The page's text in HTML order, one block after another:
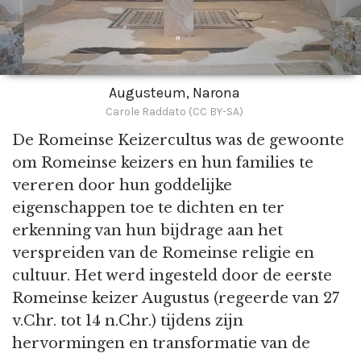
Augusteum, Narona
Carole Raddato (CC BY-SA)
De Romeinse Keizercultus was de gewoonte
om Romeinse keizers en hun families te
vereren door hun goddelijke
eigenschappen toe te dichten en ter
erkenning van hun bijdrage aan het
verspreiden van de Romeinse religie en
cultuur. Het werd ingesteld door de eerste
Romeinse keizer Augustus (regeerde van 27
v.Chr. tot 14 n.Chr.) tijdens zijn
hervormingen en transformatie van de